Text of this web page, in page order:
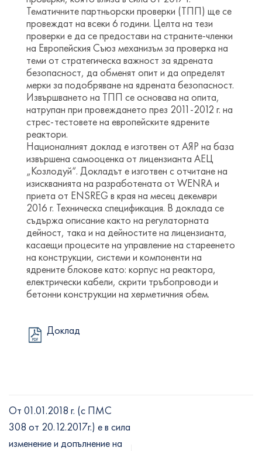
Тематичните партньорски проверки (ТПП) ще се
провеждат на всеки 6 години. Целта на тези
проверки е да се предостави на страните-членки
на Европейския Съюз механизъм за проверка на
теми от стратегическа важност за ядрената
безопасност, да обменят опит и да определят
мерки за подобряване на ядрената безопасност.
Извършването на ТПП се основава на опита,
натрупан при провеждането през 2011-2012 г. на
стрес-тестовете на европейските ядрените
реактори.
Националният доклад е изготвен от АЯР на база
извършена самооценка от лицензианта АЕЦ
„Козлодуй“. Докладът е изготвен с отчитане на
изискванията на разработената от WENRA и
приета от ENSREG в края на месец декември
2016 г. Техническа спецификация. В доклада се
съдържа описание както на регулаторната
дейност, така и на дейностите на лицензианта,
касаещи процесите на управление на стареенето
на конструкции, системи и компоненти на
ядрените блокове като: корпус на реактора,
електрически кабели, скрити тръбопроводи и
бетонни конструкции на херметичния обем.
Доклад
От 01.01.2018 г. (с ПМС
308 от 20.12.2017г.) е в сила
изменение и допълнение на